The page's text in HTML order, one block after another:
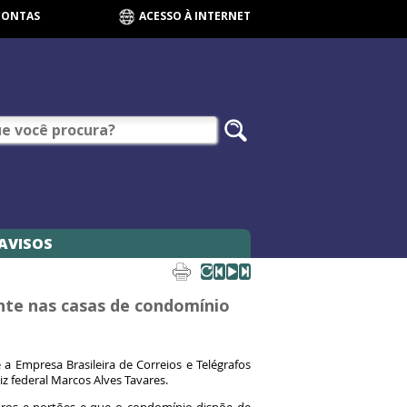
ACESSO À INTERNET
nas casas de condomínio
Brasileira de Correios e Telégrafos
federal Marcos Alves Tavares.